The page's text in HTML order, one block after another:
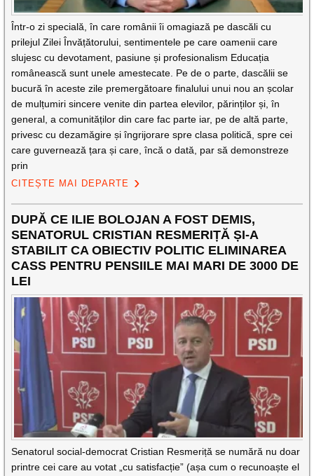
Într-o zi specială, în care românii îi omagiază pe dascăli cu
prilejul Zilei Învățătorului, sentimentele pe care oamenii care
slujesc cu devotament, pasiune și profesionalism Educația
românească sunt unele amestecate. Pe de o parte, dascălii se
bucură în aceste zile premergătoare finalului unui nou an școlar
de mulțumiri sincere venite din partea elevilor, părinților și, în
general, a comunităților din care fac parte iar, pe de altă parte,
privesc cu dezamăgire și îngrijorare spre clasa politică, spre cei
care guvernează țara și care, încă o dată, par să demonstreze
prin
CITEȘTE MAI DEPARTE
DUPĂ CE ILIE BOLOJAN A FOST DEMIS,
SENATORUL CRISTIAN RESMERIȚĂ ȘI-A
STABILIT CA OBIECTIV POLITIC ELIMINAREA
CASS PENTRU PENSIILE MAI MARI DE 3000 DE
LEI
Senatorul social-democrat Cristian Resmeriță se numără nu doar
printre cei care au votat „cu satisfacție” (așa cum o recunoaște el